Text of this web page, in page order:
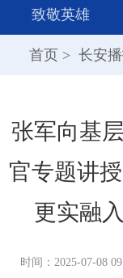
致敬英雄
首页 > 长安
张军向基
官专题讲
更实融
时间：2025-07-08